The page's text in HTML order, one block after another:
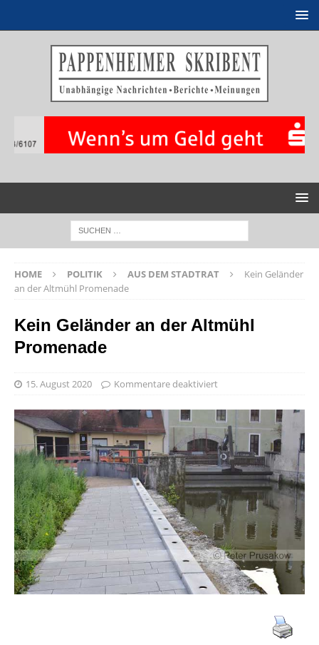
HOME POLITIK AUS DEM STADTRAT
Kein Geländer
an der Altmühl Promenade
Kein Geländer an der Altmühl
Promenade
15. August 2020 Kommentare deaktiviert